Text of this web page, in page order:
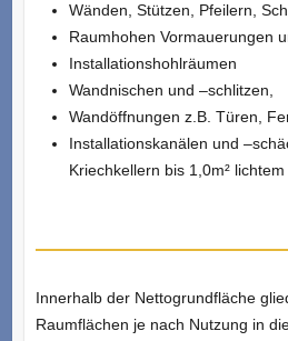
Wänden, Stützen, Pfeilern,
Raumhohen Vormauerungen
Installationshohlräumen
Wandnischen und –schlitzen,
Wandöffnungen z.B. Türen,
Installationskanälen und
Kriechkellern bis 1,0m²
Innerhalb der Nettogrundfläche
Raumflächen je nach Nutzung in